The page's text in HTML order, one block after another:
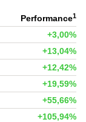
Performance1
+3,00%
+13,04%
+12,42%
+19,59%
+55,66%
+105,94%